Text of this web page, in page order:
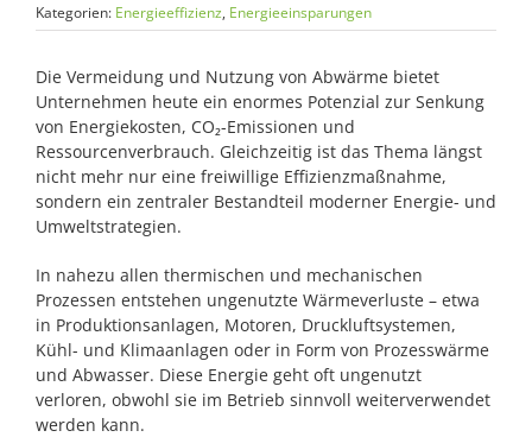
Kategorien: Energieeffizienz, Energieeinsparungen
Die Vermeidung und Nutzung von Abwärme bietet
Unternehmen heute ein enormes Potenzial zur Senkung
von Energiekosten, CO₂-Emissionen und
Ressourcenverbrauch. Gleichzeitig ist das Thema längst
nicht mehr nur eine freiwillige Effizienzmaßnahme,
sondern ein zentraler Bestandteil moderner Energie- und
Umweltstrategien.
In nahezu allen thermischen und mechanischen
Prozessen entstehen ungenutzte Wärmeverluste – etwa
in Produktionsanlagen, Motoren, Druckluftsystemen,
Kühl- und Klimaanlagen oder in Form von Prozesswärme
und Abwasser. Diese Energie geht oft ungenutzt
verloren, obwohl sie im Betrieb sinnvoll weiterverwendet
werden kann.